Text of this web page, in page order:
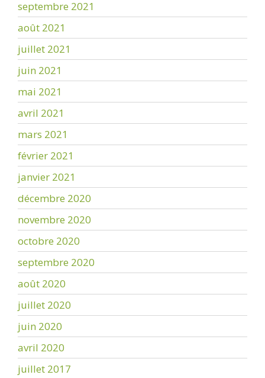
septembre 2021
août 2021
juillet 2021
juin 2021
mai 2021
avril 2021
mars 2021
février 2021
janvier 2021
décembre 2020
novembre 2020
octobre 2020
septembre 2020
août 2020
juillet 2020
juin 2020
avril 2020
juillet 2017